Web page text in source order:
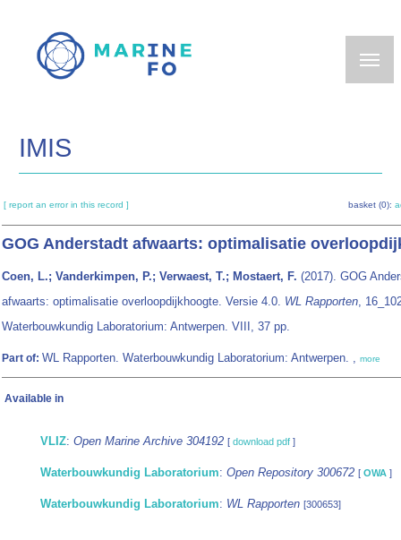
main
IMIS
[ report an error in this record ] basket (0):
GOG Anderstadt afwaarts: optimalisatie
Coen, L.; Vanderkimpen, P.; Verwaest, T.; Mostaert, F. (2017). GOG
afwaarts: optimalisatie overloopdijkhoogte. Versie 4.0. WL Rapporten,
Waterbouwkundig Laboratorium: Antwerpen. VIII, 37 pp.
Part of: WL Rapporten. Waterbouwkundig Laboratorium: Antwerpen. , more
Available in
VLIZ: Open Marine Archive 304192 [ download pdf ]
Waterbouwkundig Laboratorium: Open Repository 300672 [ OWA ]
Waterbouwkundig Laboratorium: WL Rapporten [300653]